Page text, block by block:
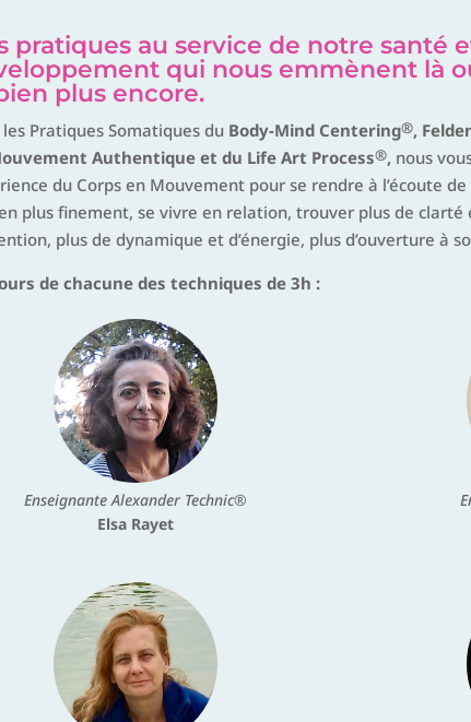
pratiques au service de notre santé
qui nous emmènent là
plus encore.
les Pratiques Somatiques du Body-Mind Centering®,
Authentique et du Life Art Process®,nous
du Corps en Mouvement pour se rendre à l’écoute
plus finement, se vivre en relation, trouver plus de clarté
plus de dynamique et d’énergie, plus d’ouverture à
de chacune des techniques de 3h :
Enseignante Alexander Technic®
Elsa Rayet